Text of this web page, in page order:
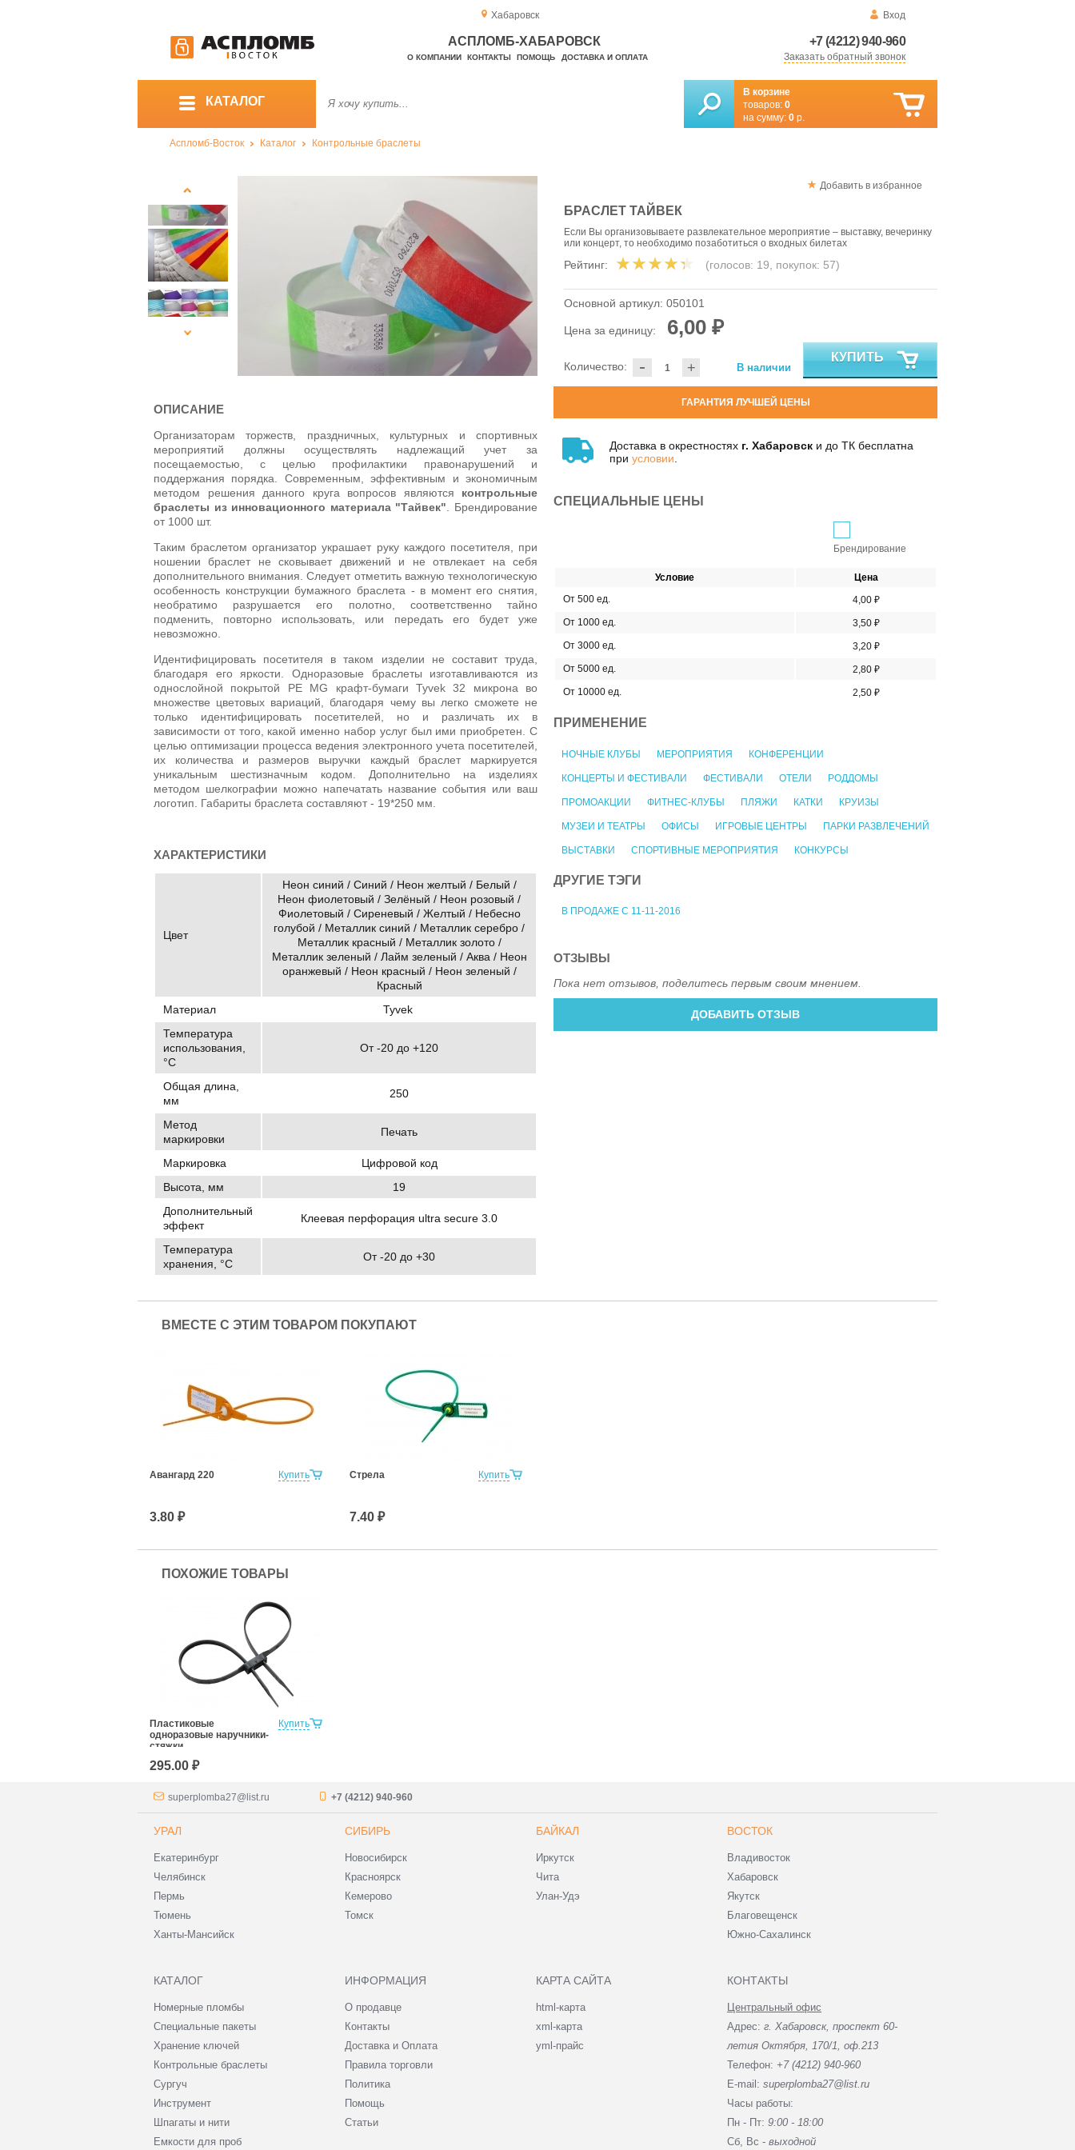
Хабаровск Вход
+7 (4212) 940-960
Заказать обратный звонок
АСПЛОМБ-ХАБАРОВСК
О КОМПАНИИ КОНТАКТЫ ПОМОЩЬ ДОСТАВКА И ОПЛАТА
КАТАЛОГ
В корзине
товаров: 0
на сумму: 0 р.
Аспломб-Восток Каталог Контрольные браслеты
Добавить в избранное
БРАСЛЕТ ТАЙВЕК
Если Вы организовываете развлекательное мероприятие – выставку, вечеринку
или концерт, то необходимо позаботиться о входных билетах
Рейтинг: (голосов: 19, покупок: 57)
Основной артикул: 050101
Цена за единицу: 6,00 ₽
- +
Количество: В наличии
КУПИТЬ
ГАРАНТИЯ ЛУЧШЕЙ ЦЕНЫ
Доставка в окрестностях г. Хабаровск и до ТК бесплатна
при условии
СПЕЦИАЛЬНЫЕ ЦЕНЫ
Брендирование
Условие
Цена
От 500 ед.
4,00 ₽
От 1000 ед.
3,50 ₽
От 3000 ед.
3,20 ₽
От 5000 ед.
2,80 ₽
От 10000 ед.
2,50 ₽
ПРИМЕНЕНИЕ
НОЧНЫЕ КЛУБЫ МЕРОПРИЯТИЯ КОНФЕРЕНЦИИ
КОНЦЕРТЫ И ФЕСТИВАЛИ ФЕСТИВАЛИ ОТЕЛИ РОДДОМЫ
ПРОМОАКЦИИ ФИТНЕС-КЛУБЫ ПЛЯЖИ КАТКИ КРУИЗЫ
МУЗЕИ И ТЕАТРЫ ОФИСЫ ИГРОВЫЕ ЦЕНТРЫ ПАРКИ РАЗВЛЕЧЕНИЙ
ВЫСТАВКИ СПОРТИВНЫЕ МЕРОПРИЯТИЯ КОНКУРСЫ
ДРУГИЕ ТЭГИ
В ПРОДАЖЕ С 11-11-2016
ОПИСАНИЕ
Организаторам торжеств, праздничных, культурных и спортивных
мероприятий должны осуществлять надлежащий учет за
посещаемостью, с целью профилактики правонарушений и
поддержания порядка. Современным, эффективным и экономичным
методом решения данного круга вопросов являются контрольные
браслеты из инновационного материала "Тайвек" . Брендирование
от 1000 шт.
Таким браслетом организатор украшает руку каждого посетителя, при
ношении браслет не сковывает движений и не отвлекает на себя
дополнительного внимания. Следует отметить важную технологическую
особенность конструкции бумажного браслета - в момент его снятия,
необратимо разрушается его полотно, соответственно тайно
подменить, повторно использовать, или передать его будет уже
невозможно.
Идентифицировать посетителя в таком изделии не составит труда,
благодаря его яркости. Одноразовые браслеты изготавливаются из
однослойной покрытой РЕ MG крафт-бумаги Tyvek 32 микрона во
множестве цветовых вариаций, благодаря чему вы легко сможете не
только идентифицировать посетителей, но и различать их в
зависимости от того, какой именно набор услуг был ими приобретен. С
целью оптимизации процесса ведения электронного учета посетителей,
их количества и размеров выручки каждый браслет маркируется
уникальным шестизначным кодом. Дополнительно на изделиях
методом шелкографии можно напечатать название события или ваш
логотип. Габариты браслета составляют - 19*250 мм.
ХАРАКТЕРИСТИКИ
Цвет
Неон синий / Синий / Неон желтый / Белый /
Неон фиолетовый / Зелёный / Неон розовый /
Фиолетовый / Сиреневый / Желтый / Небесно
голубой / Металлик синий / Металлик серебро /
Металлик красный / Металлик золото /
Металлик зеленый / Лайм зеленый / Аква / Неон
оранжевый / Неон красный / Неон зеленый /
Красный
Материал
Tyvek
Температура
использования,
°C
От -20 до +120
Общая длина,
мм
250
Метод
маркировки
Печать
Маркировка
Цифровой код
Высота, мм
19
Дополнительный
эффект
Клеевая перфорация ultra secure 3.0
Температура
хранения, °C
От -20 до +30
ОТЗЫВЫ
Пока нет отзывов, поделитесь первым своим мнением.
ДОБАВИТЬ ОТЗЫВ
ВМЕСТЕ С ЭТИМ ТОВАРОМ ПОКУПАЮТ
Купить
Авангард 220
3.80 ₽
Купить
Стрела
7.40 ₽
ПОХОЖИЕ ТОВАРЫ
Купить
Пластиковые
одноразовые наручники-
стяжки
295.00 ₽
superplomba27@list.ru +7 (4212) 940-960
УРАЛ
Екатеринбург
Челябинск
Пермь
Тюмень
Ханты-Мансийск
СИБИРЬ
Новосибирск
Красноярск
Кемерово
Томск
БАЙКАЛ
Иркутск
Чита
Улан-Удэ
ВОСТОК
Владивосток
Хабаровск
Якутск
Благовещенск
Южно-Сахалинск
КАТАЛОГ
Номерные пломбы
Специальные пакеты
Хранение ключей
Контрольные браслеты
Сургуч
Инструмент
Шпагаты и нити
Емкости для проб
ИНФОРМАЦИЯ
О продавце
Контакты
Доставка и Оплата
Правила торговли
Политика
Помощь
Статьи
КАРТА САЙТА
html-карта
xml-карта
yml-прайс
КОНТАКТЫ
Центральный офис
Адрес: г. Хабаровск, проспект 60-
летия Октября, 170/1, оф.213
Телефон: +7 (4212) 940-960
E-mail: superplomba27@list.ru
Часы работы:
Пн - Пт: 9:00 - 18:00
Сб, Вc - выходной